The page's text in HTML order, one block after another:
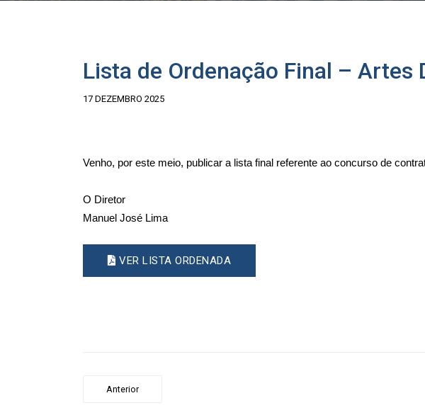
Lista de Ordenação Final – Artes
17 DEZEMBRO 2025
Venho, por este meio, publicar a lista final referente ao concurso de
O Diretor
Manuel José Lima
VER LISTA ORDENADA
Anterior